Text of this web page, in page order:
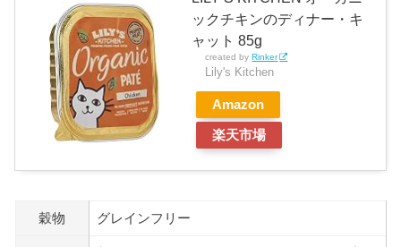
ックチキンのディナー・キ
ャット 85g
created byRinker
Lily's Kitchen
Amazon
楽天市場
穀物 グレインフリー